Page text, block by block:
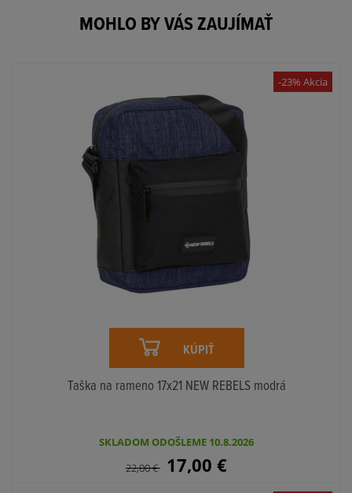
MOHLO BY VÁS ZAUJÍMAŤ
KÚPIŤ
Taška na rameno 17x21 NEW REBELS modrá
SKLADOM ODOŠLEME 10.8.2026
22,00€ 17,00 €
-23% Akcia